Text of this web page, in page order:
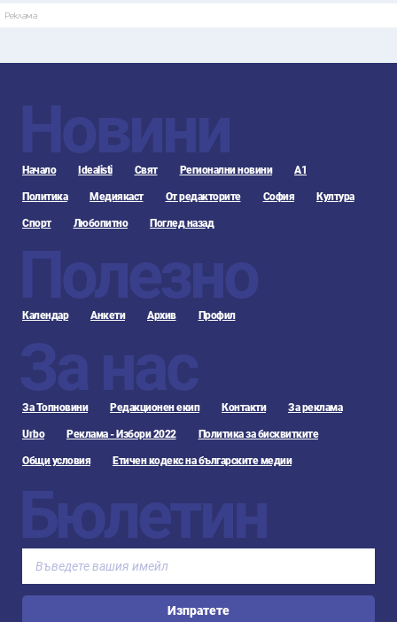
Реклама
Новини
Начало Idealisti Свят Регионални новини А1
Политика Медиякаст От редакторите София Култура
Спорт Любопитно Поглед назад
Полезно
Календар Анкети Архив Профил
За нас
За Топновини Редакционен екип Контакти За реклама
Urbo Реклама - Избори 2022 Политика за бисквитките
Общи условия Етичен кодекс на българските медии
Бюлетин
Изпратете